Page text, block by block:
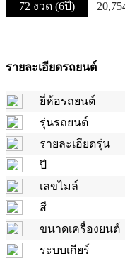
72 งวด (6ปี)
รายละเอียดรถยนต์
ยี่ห้อรถยนต์
รุ่นรถยนต์
รายละเอียดรุ่น
ปี
เลขไมล์
สี
ขนาดเครื่องยนต์
ระบบเกียร์